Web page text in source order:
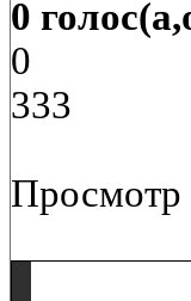
0
0
333
Просмотр